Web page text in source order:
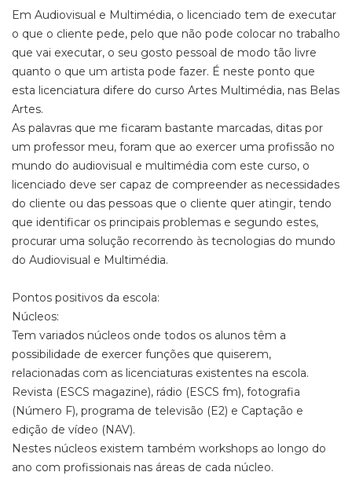
Em Audiovisual e Multimédia, o licenciado tem de executar
o que o cliente pede, pelo que não pode colocar no trabalho
que vai executar, o seu gosto pessoal de modo tão livre
quanto o que um artista pode fazer. É neste ponto que
esta licenciatura difere do curso Artes Multimédia, nas Belas
Artes.
As palavras que me ficaram bastante marcadas, ditas por
um professor meu, foram que ao exercer uma profissão no
mundo do audiovisual e multimédia com este curso, o
licenciado deve ser capaz de compreender as necessidades
do cliente ou das pessoas que o cliente quer atingir, tendo
que identificar os principais problemas e segundo estes,
procurar uma solução recorrendo às tecnologias do mundo
do Audiovisual e Multimédia.
Pontos positivos da escola:
Núcleos:
Tem variados núcleos onde todos os alunos têm a
possibilidade de exercer funções que quiserem,
relacionadas com as licenciaturas existentes na escola.
Revista (ESCS magazine), rádio (ESCS fm), fotografia
(Número F), programa de televisão (E2) e Captação e
edição de vídeo (NAV).
Nestes núcleos existem também workshops ao longo do
ano com profissionais nas áreas de cada núcleo.